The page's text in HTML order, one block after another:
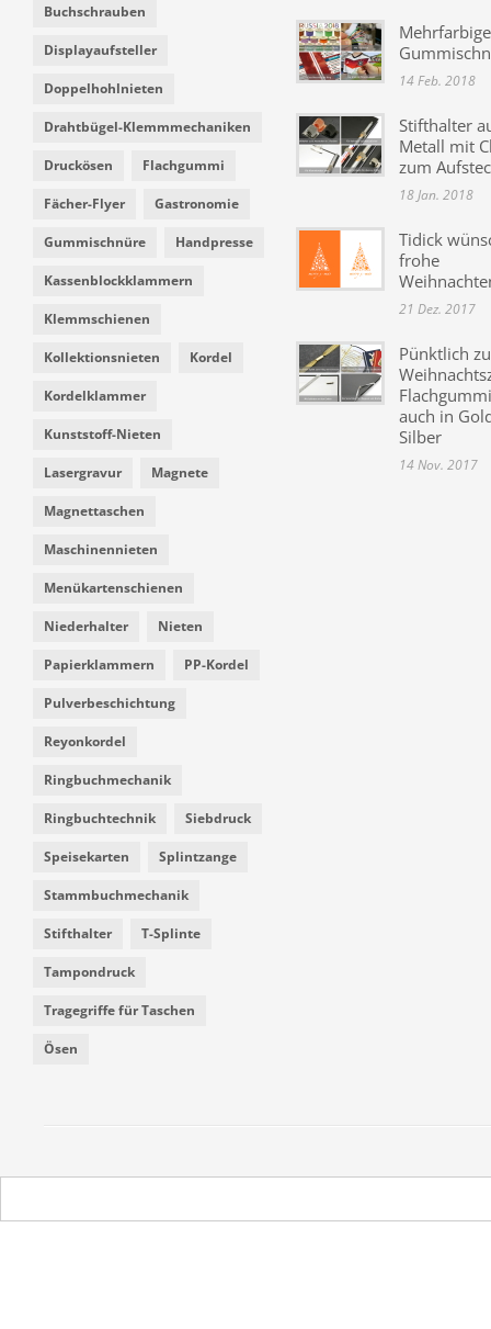
Buchschrauben
Displayaufsteller
Doppelhohlnieten
Drahtbügel-Klemmmechaniken
Druckösen Flachgummi
Fächer-Flyer Gastronomie
Gummischnüre Handpresse
Kassenblockklammern
Klemmschienen
Kollektionsnieten Kordel
Kordelklammer
Kunststoff-Nieten
Lasergravur Magnete
Magnettaschen
Maschinennieten
Menükartenschienen
Niederhalter Nieten
Papierklammern PP-Kordel
Pulverbeschichtung
Reyonkordel
Ringbuchmechanik
Ringbuchtechnik Siebdruck
Speisekarten Splintzange
Stammbuchmechanik
Stifthalter T-Splinte
Tampondruck
Tragegriffe für Taschen
Ösen
Mehrfarbige
14 Feb. 2018
Stifthalter
Metall mit
zum
18 Jan. 2018
Tidick
frohe
21 Dez. 2017
Pünktlich
auch in
Silber
14 Nov. 2017